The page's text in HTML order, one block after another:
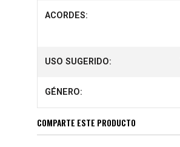
ACORDES:
USO SUGERIDO:
GÉNERO:
COMPARTE ESTE PRODUCTO